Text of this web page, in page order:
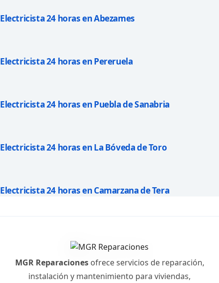
Electricista 24 horas en Abezames
Electricista 24 horas en Pereruela
Electricista 24 horas en Puebla de Sanabria
Electricista 24 horas en La Bóveda de Toro
Electricista 24 horas en Camarzana de Tera
MGR Reparacionesofrece servicios de reparación,
instalación y mantenimiento para viviendas,